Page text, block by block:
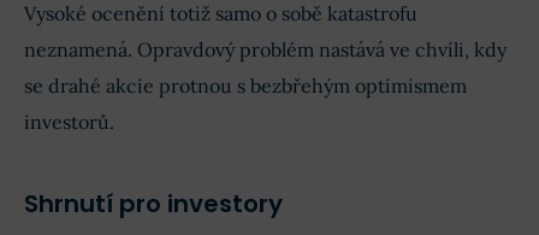
Vysoké ocenění totiž samo o sobě katastrofu
neznamená. Opravdový problém nastává ve chvíli, kdy
se drahé akcie protnou s bezbřehým optimismem
investorů.
Shrnutí pro investory